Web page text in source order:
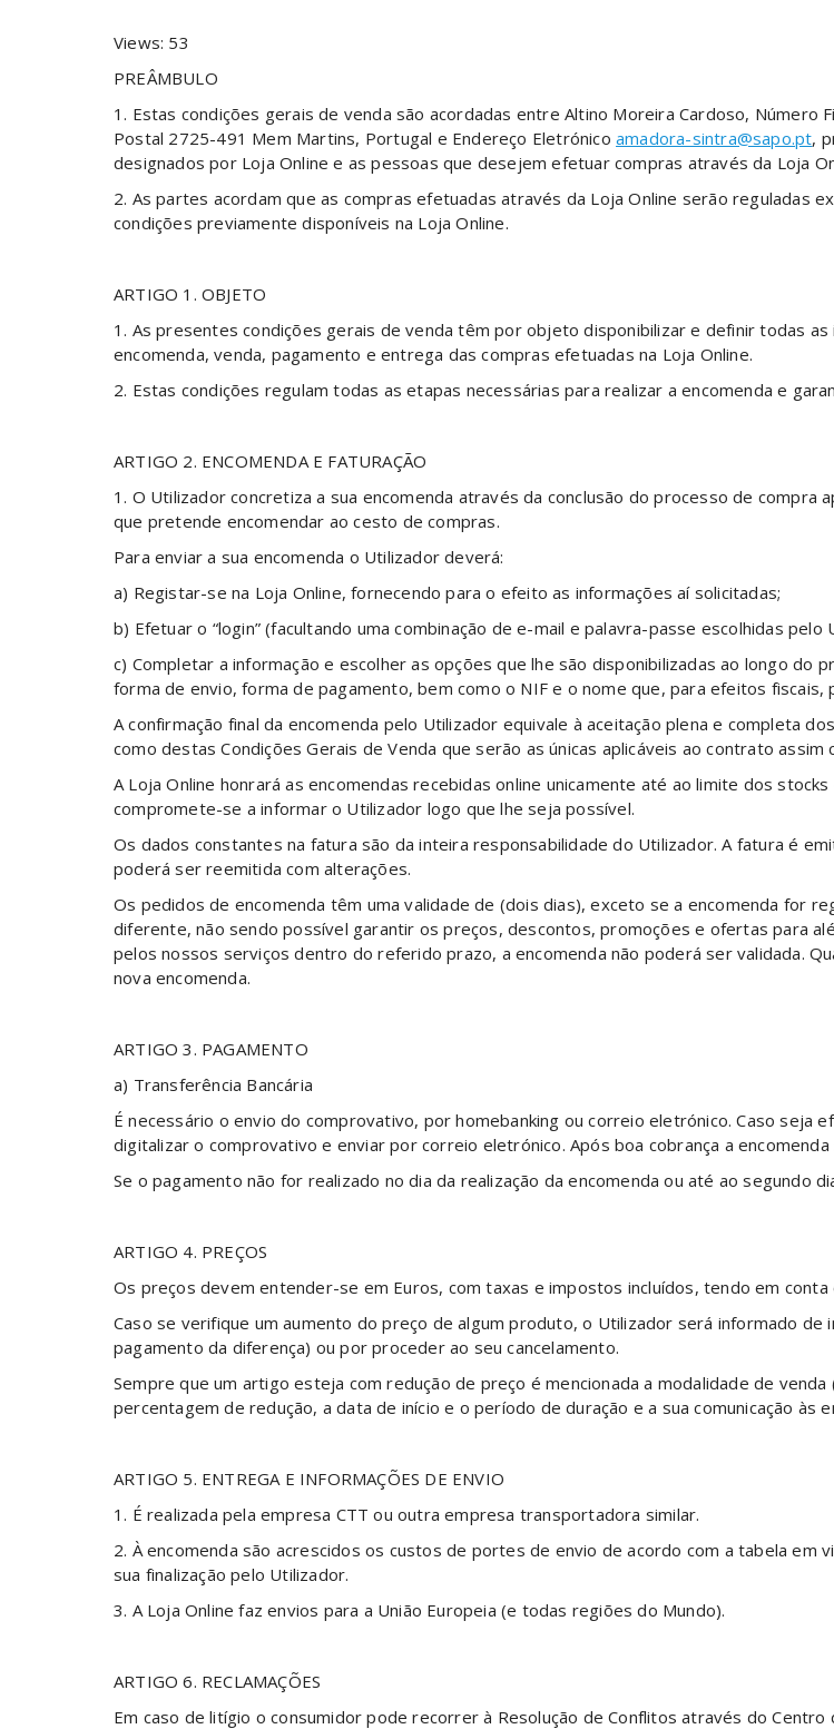
Views: 53
PREÂMBULO
1. Estas condições gerais de venda são acordadas entre Altino Moreira Cardoso, Número
Postal 2725-491 Mem Martins, Portugal e Endereço Eletrónicoamadora-sintra@sapo.pt,
designados por Loja Online e as pessoas que desejem efetuar compras através da Loja
2. As partes acordam que as compras efetuadas através da Loja Online serão reguladas
condições previamente disponíveis na Loja Online.
ARTIGO 1. OBJETO
1. As presentes condições gerais de venda têm por objeto disponibilizar e definir todas
encomenda, venda, pagamento e entrega das compras efetuadas na Loja Online.
2. Estas condições regulam todas as etapas necessárias para realizar a encomenda e
ARTIGO 2. ENCOMENDA E FATURAÇÃO
1. O Utilizador concretiza a sua encomenda através da conclusão do processo de
que pretende encomendar ao cesto de compras.
Para enviar a sua encomenda o Utilizador deverá:
a) Registar-se na Loja Online, fornecendo para o efeito as informações aí solicitadas;
b) Efetuar o “login” (facultando uma combinação de e-mail e palavra-passe escolhidas
c) Completar a informação e escolher as opções que lhe são disponibilizadas ao longo
forma de envio, forma de pagamento, bem como o NIF e o nome que, para efeitos
A confirmação final da encomenda pelo Utilizador equivale à aceitação plena e completa
como destas Condições Gerais de Venda que serão as únicas aplicáveis ao contrato assim
A Loja Online honrará as encomendas recebidas online unicamente até ao limite dos
compromete-se a informar o Utilizador logo que lhe seja possível.
Os dados constantes na fatura são da inteira responsabilidade do Utilizador. A fatura é
poderá ser reemitida com alterações.
Os pedidos de encomenda têm uma validade de (dois dias), exceto se a encomenda for
diferente, não sendo possível garantir os preços, descontos, promoções e ofertas para
pelos nossos serviços dentro do referido prazo, a encomenda não poderá ser validada.
nova encomenda.
ARTIGO 3. PAGAMENTO
a) Transferência Bancária
É necessário o envio do comprovativo, por homebanking ou correio eletrónico. Caso seja
digitalizar o comprovativo e enviar por correio eletrónico. Após boa cobrança a encomenda
Se o pagamento não for realizado no dia da realização da encomenda ou até ao segundo
ARTIGO 4. PREÇOS
Os preços devem entender-se em Euros, com taxas e impostos incluídos, tendo em
Caso se verifique um aumento do preço de algum produto, o Utilizador será informado
pagamento da diferença) ou por proceder ao seu cancelamento.
Sempre que um artigo esteja com redução de preço é mencionada a modalidade de
percentagem de redução, a data de início e o período de duração e a sua comunicação às
ARTIGO 5. ENTREGA E INFORMAÇÕES DE ENVIO
1. É realizada pela empresa CTT ou outra empresa transportadora similar.
2. À encomenda são acrescidos os custos de portes de envio de acordo com a tabela
sua finalização pelo Utilizador.
3. A Loja Online faz envios para a União Europeia (e todas regiões do Mundo).
ARTIGO 6. RECLAMAÇÕES
Em caso de litígio o consumidor pode recorrer à Resolução de Conflitos através do